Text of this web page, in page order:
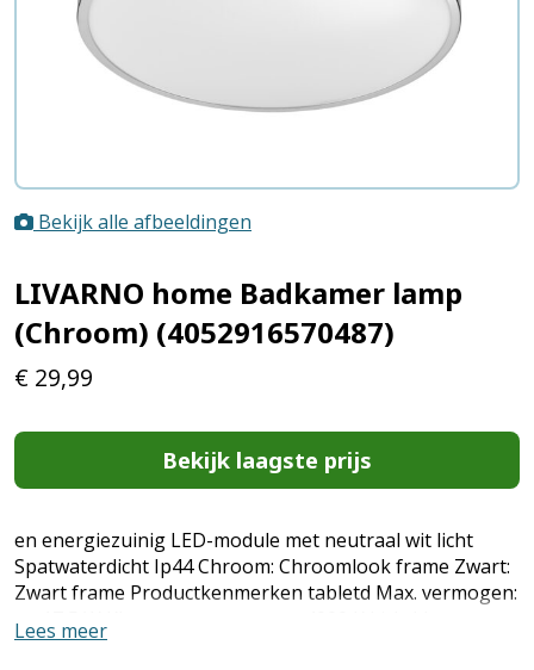
Bekijk alle afbeeldingen
LIVARNO home Badkamer lamp
(Chroom) (4052916570487)
€ 29,99
Bekijk laagste prijs
en energiezuinig LED-module met neutraal wit licht
Spatwaterdicht Ip44 Chroom: Chroomlook frame Zwart:
Zwart frame Productkenmerken tabletd Max. vermogen:
ca. 17,5 W Kleurtemperatuur: ca. 4000 K Lichtkleur:
Neutraal wit Lichtstroom: ca. 2400 lm Aantal lampen: 1
Lees meer